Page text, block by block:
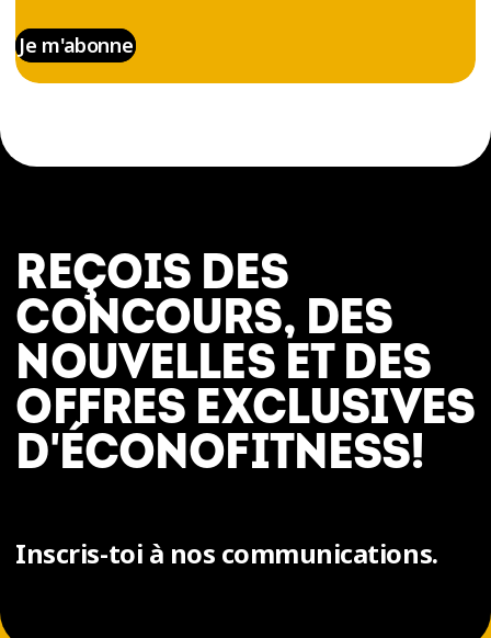
Je m'abonne
REÇOIS DES
CONCOURS, DES
NOUVELLES ET DES
OFFRES EXCLUSIVES
D'ÉCONOFITNESS!
Inscris-toi à nos communications.